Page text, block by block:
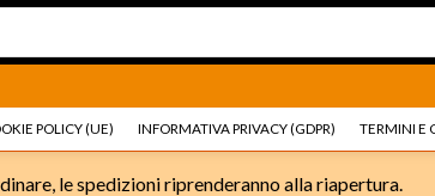
POLICY (UE) INFORMATIVA PRIVACY (GDPR) TERMINI E
Moto Go shop Ricambi e accessori
le spedizioni riprenderanno alla riapertura.